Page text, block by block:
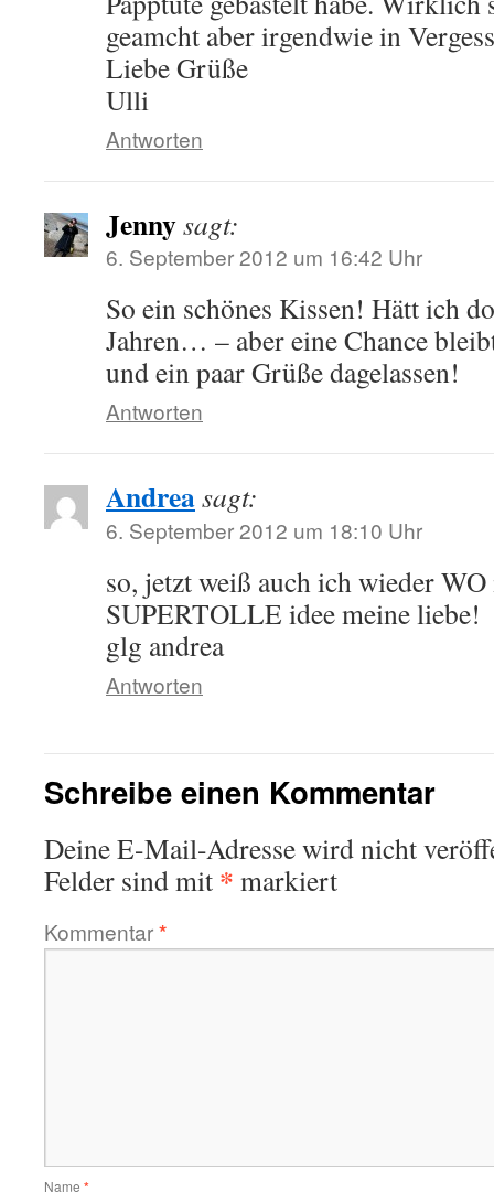
geamcht aber irgendwie in
Liebe Grüße
Ulli
Antworten
Jennysagt:
6. September 2012 um 16:42 Uhr
So ein schönes Kissen! Hätt ich
Jahren… – aber eine Chance
und ein paar Grüße dagelassen!
Antworten
Andreasagt:
6. September 2012 um 18:10 Uhr
so, jetzt weiß auch ich wieder
SUPERTOLLE idee meine liebe!
glg andrea
Antworten
Schreibe einen Kommentar
Deine E-Mail-Adresse wird nicht
Felder sind mit * markiert
Kommentar*
Name *